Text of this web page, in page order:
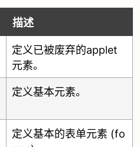
描述
定义已被废弃的applet
元素。
定义基本元素。
定义基本的表单元素 (fo